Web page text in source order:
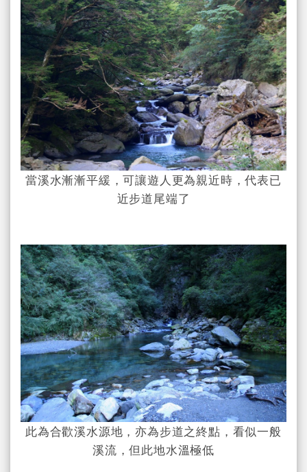
當溪水漸漸平緩，可讓遊人更為親近時，代表已
近步道尾端了
此為合歡溪水源地，亦為步道之終點，看似一般
溪流，但此地水溫極低